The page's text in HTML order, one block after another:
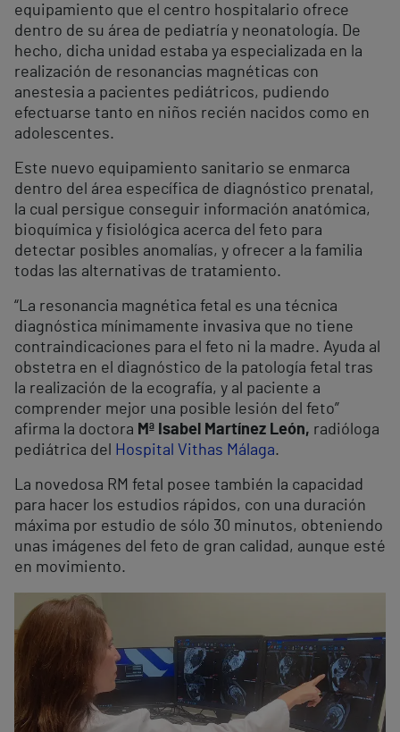
equipamiento que el centro hospitalario ofrece
dentro de su área de pediatría y neonatología. De
hecho, dicha unidad estaba ya especializada en la
realización de resonancias magnéticas con
anestesia a pacientes pediátricos, pudiendo
efectuarse tanto en niños recién nacidos como en
adolescentes.
Este nuevo equipamiento sanitario se enmarca
dentro del área específica de diagnóstico prenatal,
la cual persigue conseguir información anatómica,
bioquímica y fisiológica acerca del feto para
detectar posibles anomalías, y ofrecer a la familia
todas las alternativas de tratamiento.
“La resonancia magnética fetal es una técnica
diagnóstica mínimamente invasiva que no tiene
contraindicaciones para el feto ni la madre. Ayuda al
obstetra en el diagnóstico de la patología fetal tras
la realización de la ecografía, y al paciente a
comprender mejor una posible lesión del feto”
afirma la doctora Mª Isabel Martínez León, radióloga
pediátrica del
Hospital Vithas Málaga.
La novedosa RM fetal posee también la capacidad
para hacer los estudios rápidos, con una duración
máxima por estudio de sólo 30 minutos, obteniendo
unas imágenes del feto de gran calidad, aunque esté
en movimiento.